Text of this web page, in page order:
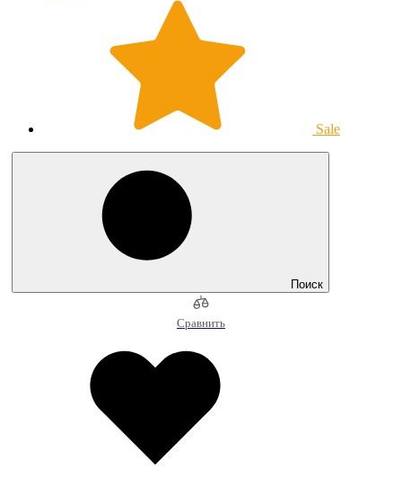
Sale
Поиск
Сравнить